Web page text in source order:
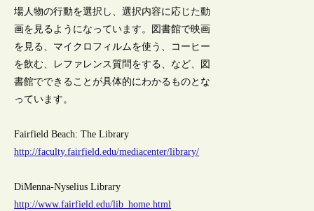
場人物の行動を選択し、選択内容に応じた動
画を見るようになっています。図書館で映画
を見る、マイクロフィルムを使う、コーヒー
を飲む、レファレンス質問をする、など、図
書館でできることが具体的にわかるものとな
っています。
Fairfield Beach: The Library
http://faculty.fairfield.edu/mediacenter/library/
DiMenna-Nyselius Library
http://www.fairfield.edu/lib_home.html